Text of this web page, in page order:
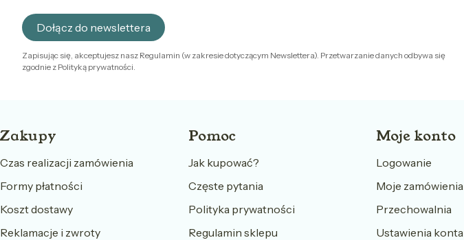
Dołącz do newslettera
Zapisując się, akceptujesz nasz Regulamin (w zakresie dotyczącym Newslettera). Przetwarzanie danych odbywa się
zgodnie z Polityką prywatności.
Linki w stopce
Zakupy
Czas realizacji zamówienia
Formy płatności
Koszt dostawy
Reklamacje i zwroty
Pomoc
Jak kupować?
Częste pytania
Polityka prywatności
Regulamin sklepu
Moje konto
Logowanie
Moje zamówienia
Przechowalnia
Ustawienia konta